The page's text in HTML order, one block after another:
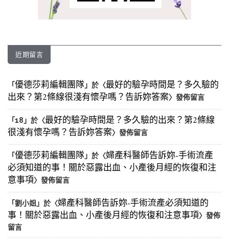
近期留言
「優德莎莉編輯團隊」於〈最好的驗孕時間是？多久驗的
出來？第2條線很淺有懷孕嗎？告訴妳答案〉發佈留言
「18 」於〈最好的驗孕時間是？多久驗的出來？第2條線
很淺有懷孕嗎？告訴妳答案〉發佈留言
「優德莎莉編輯團隊」於〈婦產科醫師告訴妳-手術流產
必須知道的事！關於惡露出血、小產後月經的恢復和注
意事項〉發佈留言
「劉小姐」於〈婦產科醫師告訴妳-手術流產必須知道的
事！關於惡露出血、小產後月經的恢復和注意事項〉發佈
留言